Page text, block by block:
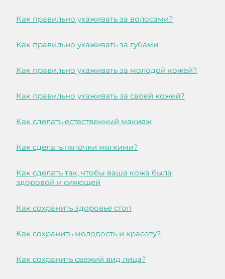
Как правильно ухаживать за волосами?
Как правильно ухаживать за губами
Как правильно ухаживать за молодой кожей?
Как правильно ухаживать за своей кожей?
Как сделать естественный макияж
Как сделать пяточки мягкими?
Как сделать так, чтобы ваша кожа была
здоровой и сияющей
Как сохранить здоровье стоп
Как сохранить молодость и красоту?
Как сохранить свежий вид лица?